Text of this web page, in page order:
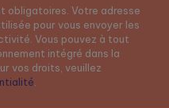
obligatoires. Votre adresse
pour vous envoyer les
Vous pouvez à tout
intégré dans la
vos droits, veuillez
.